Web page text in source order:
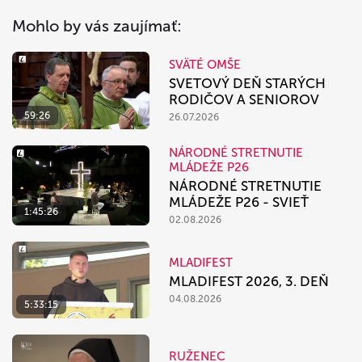
Mohlo by vás zaujímať:
59:26
SVÄTÉ OMŠE
SVETOVÝ DEŇ STARÝCH
RODIČOV A SENIOROV
26.07.2026
1:45:26
NÁRODNÉ STRETNUTIE
MLÁDEŽE P26
NÁRODNÉ STRETNUTIE
MLÁDEŽE P26 - SVIEŤ
02.08.2026
5:33:15
MLADIFEST
MLADIFEST 2026, 3. DEŇ
04.08.2026
RUŽENEC